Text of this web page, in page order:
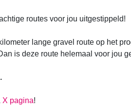
routes voor jou uitgestippeld!
lange gravel route op het
is deze route helemaal voor jou
X pagina!